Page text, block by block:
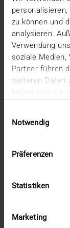
zu können und
analysieren.
Verwendung
soziale Medien,
Partner führen
weiteren Daten
Notwendig
Präferenzen
Statistiken
Marketing
VISUS
MEHR